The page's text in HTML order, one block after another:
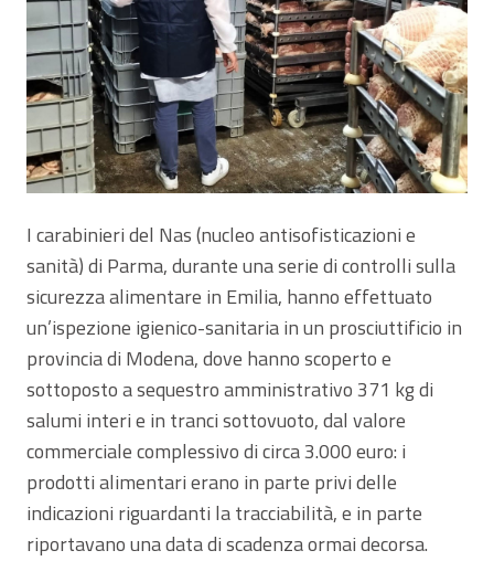
I carabinieri del Nas (nucleo antisofisticazioni e
sanità) di Parma, durante una serie di controlli sulla
sicurezza alimentare in Emilia, hanno effettuato
un’ispezione igienico-sanitaria in un prosciuttificio in
provincia di Modena, dove hanno scoperto e
sottoposto a sequestro amministrativo 371 kg di
salumi interi e in tranci sottovuoto, dal valore
commerciale complessivo di circa 3.000 euro: i
prodotti alimentari erano in parte privi delle
indicazioni riguardanti la tracciabilità, e in parte
riportavano una data di scadenza ormai decorsa.